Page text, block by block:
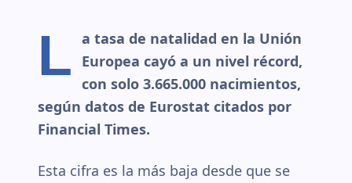
L a tasa de natalidad en la Unión
Europea cayó a un nivel récord,
con solo 3.665.000 nacimientos,
según datos de Eurostat citados por
Financial Times.
Esta cifra es la más baja desde que se